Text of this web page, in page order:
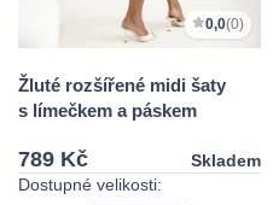
0,0(0)
Žluté rozšířené midi šaty
s límečkem a páskem
789 Kč
Skladem
Dostupné velikosti: